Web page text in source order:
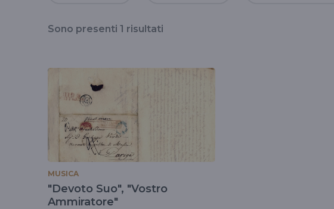
tag
#labattagliadilegnano
Sono presenti 1 risultati
MUSICA
"Devoto Suo", "Vostro
Ammiratore"